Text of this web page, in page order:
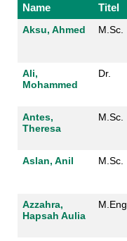
Name Titel
Aksu, Ahmed M.Sc.
Ali,
Mohammed
Dr.
Antes,
Theresa
M.Sc.
Aslan, Anil M.Sc.
Azzahra,
Hapsah Aulia
M.Eng.